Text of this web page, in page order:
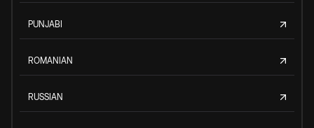
PUNJABI
ROMANIAN
RUSSIAN